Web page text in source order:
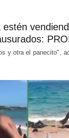
estén
y otra el panecito",